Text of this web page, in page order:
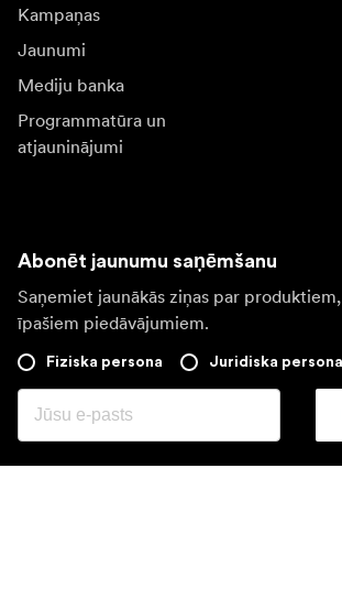
Kampaņas
Jaunumi
Mediju banka
Programmatūra un
atjauninājumi
Abonēt jaunumu saņēmšanu
Saņemiet jaunākās ziņas par
īpašiem piedāvājumiem.
Fiziska persona Juridiska persona